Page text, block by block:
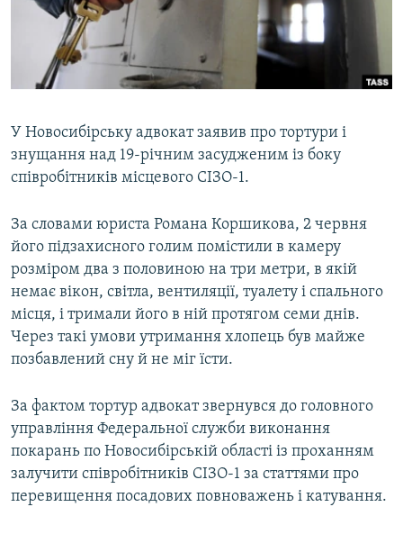
ВІДЕОУРОКИ «ELIFBE»
СВІДЧЕННЯ ОКУПАЦІЇ
УКРАЇНСЬКА ПРОБЛЕМА КРИМУ
Русский
Qırımtatar
У Новосибірську адвокат заявив про тортури і
знущання над 19-річним засудженим із боку
співробітників місцевого СІЗО-1.
За словами юриста Романа Коршикова, 2 червня
його підзахисного голим помістили в камеру
розміром два з половиною на три метри, в якій
немає вікон, світла, вентиляції, туалету і спального
місця, і тримали його в ній протягом семи днів.
Через такі умови утримання хлопець був майже
позбавлений сну й не міг їсти.
За фактом тортур адвокат звернувся до головного
управління Федеральної служби виконання
покарань по Новосибірській області із проханням
залучити співробітників СІЗО-1 за статтями про
перевищення посадових повноважень і катування.